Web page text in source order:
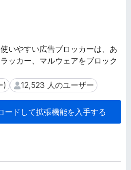
ウ
ザ
ア
ド
ン
いやすい広告ブロッカーは、あ
ッカー、マルウェアをブロック
) 12,523 人のユーザー
12,523 人のユーザー
ードして拡張機能を入手する